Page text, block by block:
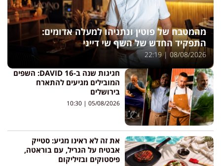
מהמטבח של פוטין ונתניהו למעלה אדומים:
התפקיד החדש של השף שי דייני
08/08/2026
22:19
חגיגות שנה ב-DAVID 16: השפים
המובילים מגיעים להתארח
בירושלים
05/08/2026
את זה לא ראינו מגיע: סטייק
אבטיח על הגריל, עם בוראטה,
פיסטוקים ובזיליקום